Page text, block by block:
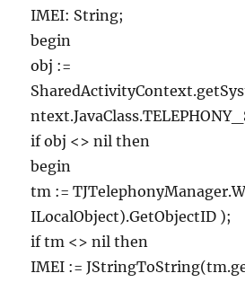
IMEI: String;
begin
obj :=
if obj <> nil then
begin
tm :=
ILocalObject).GetObjectID );
if tm <> nil then
IMEI :=